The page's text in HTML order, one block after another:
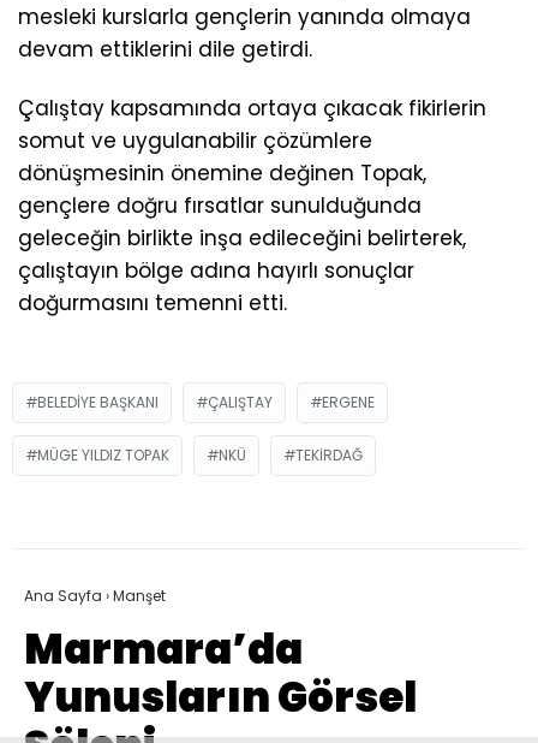
mesleki kurslarla gençlerin yanında olmaya
devam ettiklerini dile getirdi.
Çalıştay kapsamında ortaya çıkacak fikirlerin
somut ve uygulanabilir çözümlere
dönüşmesinin önemine değinen Topak,
gençlere doğru fırsatlar sunulduğunda
geleceğin birlikte inşa edileceğini belirterek,
çalıştayın bölge adına hayırlı sonuçlar
doğurmasını temenni etti.
BELEDIYE BAŞKANI ÇALIŞTAY ERGENE
MÜGE YILDIZ TOPAK NKÜ TEKIRDAĞ
Ana Sayfa ›Manşet
Marmara’da
Yunusların Görsel